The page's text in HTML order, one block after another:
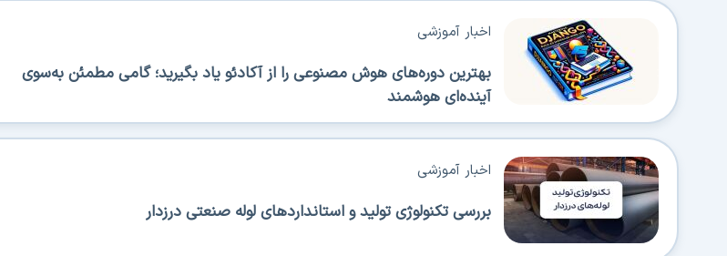
بهترین دوره‌های هوش مصنوعی را از آکادئو یاد بگیرید؛ گامی مطمئن به‌سوی
آینده‌ای هوشمند
اخبار آموزشی
بررسی تکنولوژی تولید و استانداردهای لوله صنعتی درزدار
اخبار آموزشی